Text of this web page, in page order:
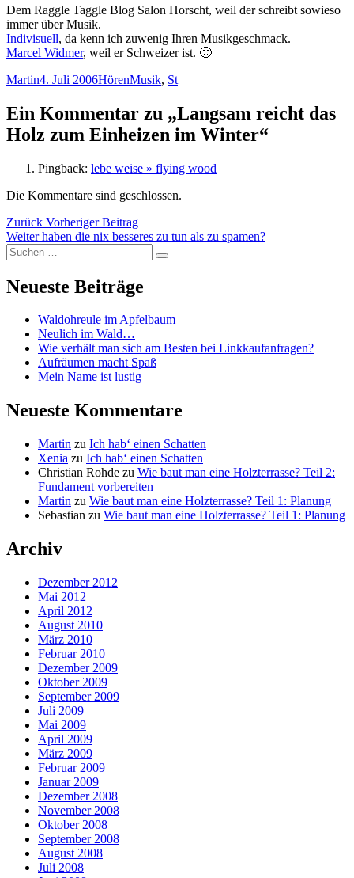
Dem Raggle Taggle Blog Salon Horscht, weil der schreibt sowieso
immer über Musik.
Indivisuell, da kenn ich zuwenig Ihren Musikgeschmack.
Marcel Widmer, weil er Schweizer ist. 🙂
Autor
MartinVeröffentlicht
4. Juli 2006Kategorien
HörenSchlagwörter
Musik, St
Ein Kommentar zu „Langsam reicht das
Holz zum Einheizen im Winter“
Pingback: lebe weise » flying wood
Die Kommentare sind geschlossen.
Beitragsnavigation
Zurück Vorheriger
Beitrag:
Vorheriger Beitrag
Weiter Nächster
Beitrag:
haben die nix besseres zu tun als zu spamen?
Suchen
nach:
Suchen
Neueste Beiträge
Waldohreule im Apfelbaum
Neulich im Wald…
Wie verhält man sich am Besten bei Linkkaufanfragen?
Aufräumen macht Spaß
Mein Name ist lustig
Neueste Kommentare
Martin zu Ich hab‘ einen Schatten
Xenia zu Ich hab‘ einen Schatten
Christian Rohde zu Wie baut man eine Holzterrasse? Teil 2:
Fundament vorbereiten
Martin zu Wie baut man eine Holzterrasse? Teil 1: Planung
Sebastian zu Wie baut man eine Holzterrasse? Teil 1: Planung
Archiv
Dezember 2012
Mai 2012
April 2012
August 2010
März 2010
Februar 2010
Dezember 2009
Oktober 2009
September 2009
Juli 2009
Mai 2009
April 2009
März 2009
Februar 2009
Januar 2009
Dezember 2008
November 2008
Oktober 2008
September 2008
August 2008
Juli 2008